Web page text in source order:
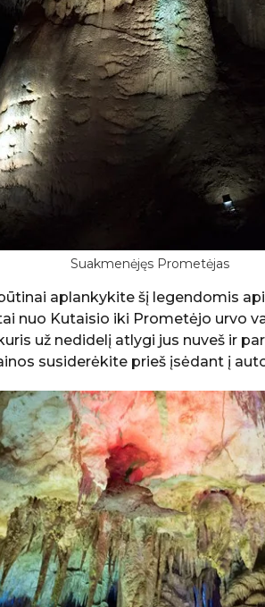
Suakmenėjęs Prometėjas
aplankykite šį legendomis
nuo Kutaisio iki Prometėjo urvo
už nedidelį atlygi jus nuveš ir
susiderėkite prieš įsėdant į